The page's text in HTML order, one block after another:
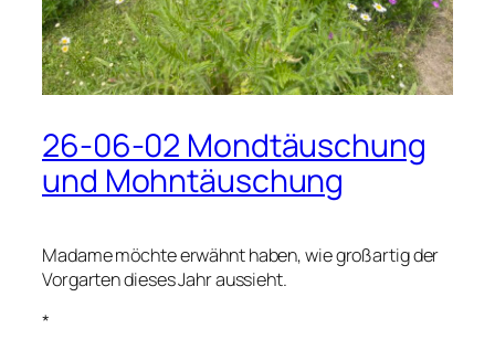
26-06-02 Mondtäuschung
und Mohntäuschung
Madame möchte erwähnt haben, wie großartig der
Vorgarten dieses Jahr aussieht.
*